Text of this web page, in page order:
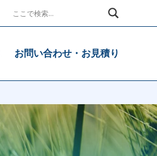
お問い合わせ・お見積り